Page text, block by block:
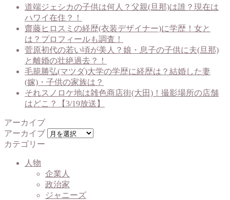
道端ジェシカの子供は何人？父親(旦那)は誰？現在は
ハワイ在住？！
齋藤ヒロスミの経歴(衣装デザイナー)に学歴！女と
は？プロフィールも調査！
菅原初代の若い頃が美人？娘・息子の子供に夫(旦那)
と離婚の壮絶過去？！
毛籠勝弘(マツダ)大学の学歴に経歴は？結婚した妻
(嫁)・子供の家族は？
それスノロケ地は雑色商店街(大田)！撮影場所の店舗
はどこ？【3/19放送】
アーカイブ
アーカイブ
カテゴリー
人物
企業人
政治家
ジャニーズ